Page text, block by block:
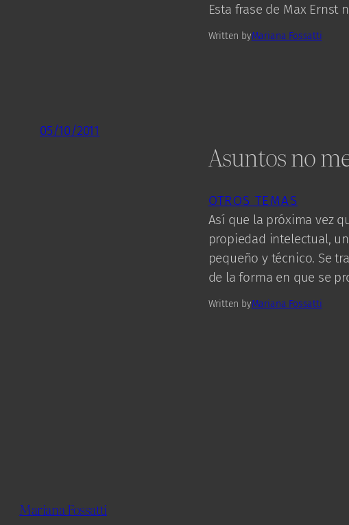
Esta frase de Max
Written byMariana Fossatti
05/10/2011
Asuntos no
OTROS TEMAS
Así que la próxima vez
propiedad intelectual,
pequeño y técnico. Se
de la forma en que se
Written byMariana Fossatti
Mariana Fossatti